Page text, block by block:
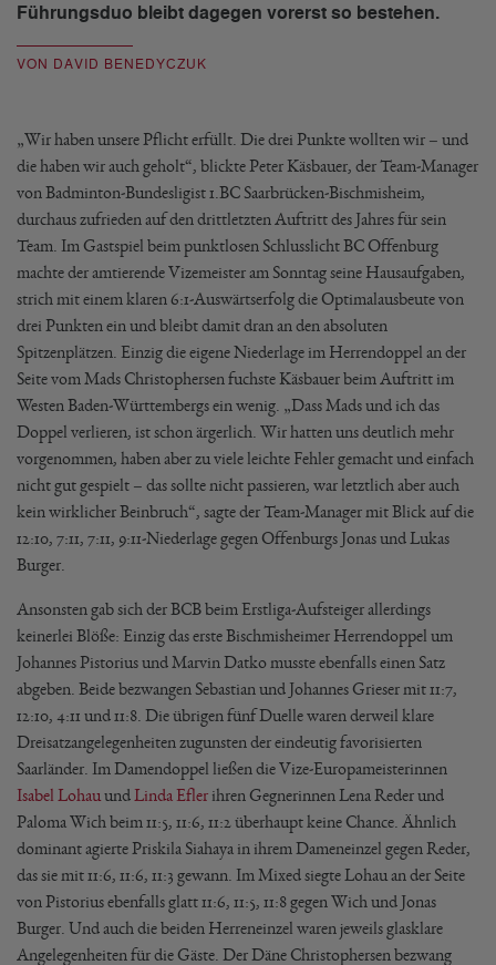
Führungsduo bleibt dagegen vorerst so bestehen.
VON DAVID BENEDYCZUK
„Wir haben unsere Pflicht erfüllt. Die drei Punkte wollten wir – und
die haben wir auch geholt“, blickte Peter Käsbauer, der Team-Manager
von Badminton-Bundesligist 1.BC Saarbrücken-Bischmisheim,
durchaus zufrieden auf den drittletzten Auftritt des Jahres für sein
Team. Im Gastspiel beim punktlosen Schlusslicht BC Offenburg
machte der amtierende Vizemeister am Sonntag seine Hausaufgaben,
strich mit einem klaren 6:1-Auswärtserfolg die Optimalausbeute von
drei Punkten ein und bleibt damit dran an den absoluten
Spitzenplätzen. Einzig die eigene Niederlage im Herrendoppel an der
Seite vom Mads Christophersen fuchste Käsbauer beim Auftritt im
Westen Baden-Württembergs ein wenig. „Dass Mads und ich das
Doppel verlieren, ist schon ärgerlich. Wir hatten uns deutlich mehr
vorgenommen, haben aber zu viele leichte Fehler gemacht und einfach
nicht gut gespielt – das sollte nicht passieren, war letztlich aber auch
kein wirklicher Beinbruch“, sagte der Team-Manager mit Blick auf die
12:10, 7:11, 7:11, 9:11-Niederlage gegen Offenburgs Jonas und Lukas
Burger.
Ansonsten gab sich der BCB beim Erstliga-Aufsteiger allerdings
keinerlei Blöße: Einzig das erste Bischmisheimer Herrendoppel um
Johannes Pistorius und Marvin Datko musste ebenfalls einen Satz
abgeben. Beide bezwangen Sebastian und Johannes Grieser mit 11:7,
12:10, 4:11 und 11:8. Die übrigen fünf Duelle waren derweil klare
Dreisatzangelegenheiten zugunsten der eindeutig favorisierten
Saarländer. Im Damendoppel ließen die Vize-Europameisterinnen
Isabel Lohau und Linda Efler ihren Gegnerinnen Lena Reder und
Paloma Wich beim 11:5, 11:6, 11:2 überhaupt keine Chance. Ähnlich
dominant agierte Priskila Siahaya in ihrem Dameneinzel gegen Reder,
das sie mit 11:6, 11:6, 11:3 gewann. Im Mixed siegte Lohau an der Seite
von Pistorius ebenfalls glatt 11:6, 11:5, 11:8 gegen Wich und Jonas
Burger. Und auch die beiden Herreneinzel waren jeweils glasklare
Angelegenheiten für die Gäste. Der Däne Christophersen bezwang